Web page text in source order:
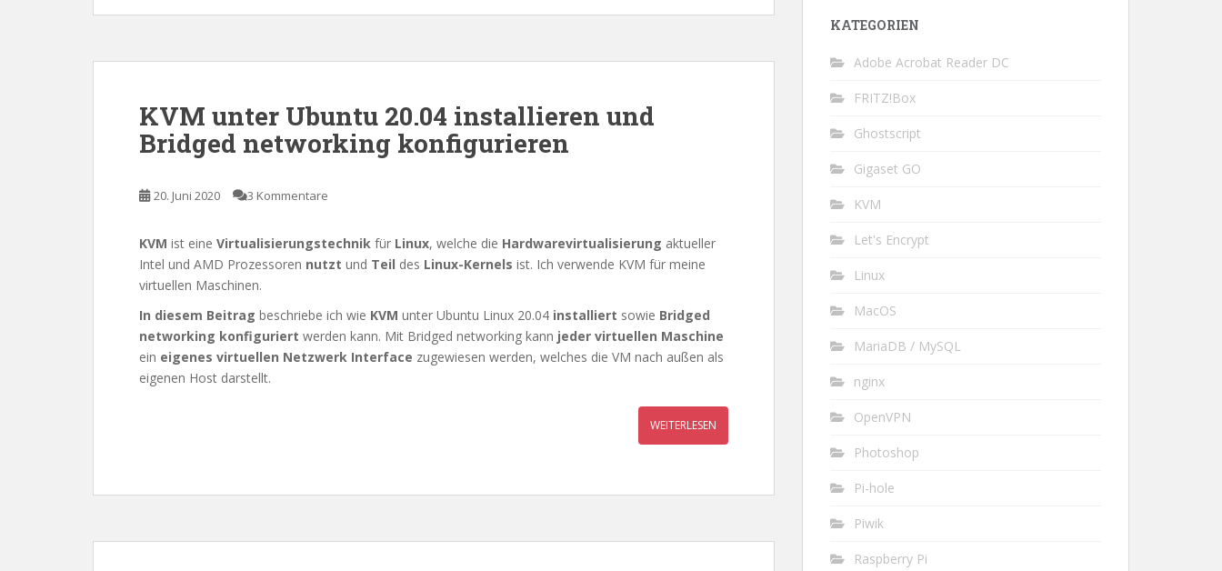
KVM unter Ubuntu 20.04 installieren und
Bridged networking konfigurieren
20. Juni 2020 3 Kommentare
KVM ist eine Virtualisierungstechnik für Linux, welche die Hardwarevirtualisierung aktueller
Intel und AMD Prozessoren nutzt und Teil des Linux-Kernels ist. Ich verwende KVM für meine
virtuellen Maschinen.
In diesem Beitrag beschriebe ich wie KVM unter Ubuntu Linux 20.04 installiert sowie Bridged
networking konfiguriert werden kann. Mit Bridged networking kann jeder virtuellen Maschine
ein eigenes virtuellen Netzwerk Interface zugewiesen werden, welches die VM nach außen als
eigenen Host darstellt.
WEITERLESEN
KATEGORIEN
Adobe Acrobat Reader DC
FRITZ!Box
Ghostscript
Gigaset GO
KVM
Let's Encrypt
Linux
MacOS
MariaDB / MySQL
nginx
OpenVPN
Photoshop
Pi-hole
Piwik
Raspberry Pi